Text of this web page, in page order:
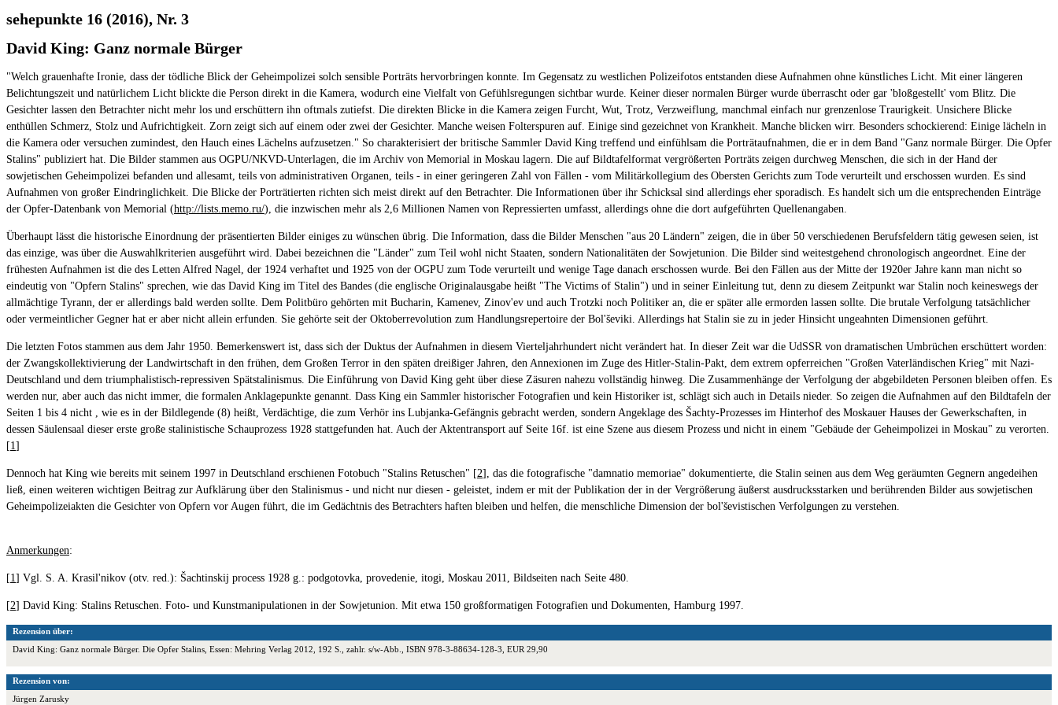
sehepunkte 16 (2016), Nr. 3
David King: Ganz normale Bürger
"Welch grauenhafte Ironie, dass der tödliche Blick der Geheimpolizei solch sensible Porträts hervorbringen konnte. Im Gegensatz zu westlichen Polizeifotos entstanden diese Aufnahmen ohne künstliches Licht. Mit einer längeren
Belichtungszeit und natürlichem Licht blickte die Person direkt in die Kamera, wodurch eine Vielfalt von Gefühlsregungen sichtbar wurde. Keiner dieser normalen Bürger wurde überrascht oder gar 'bloßgestellt' vom Blitz. Die
Gesichter lassen den Betrachter nicht mehr los und erschüttern ihn oftmals zutiefst. Die direkten Blicke in die Kamera zeigen Furcht, Wut, Trotz, Verzweiflung, manchmal einfach nur grenzenlose Traurigkeit. Unsichere Blicke
enthüllen Schmerz, Stolz und Aufrichtigkeit. Zorn zeigt sich auf einem oder zwei der Gesichter. Manche weisen Folterspuren auf. Einige sind gezeichnet von Krankheit. Manche blicken wirr. Besonders schockierend: Einige lächeln in
die Kamera oder versuchen zumindest, den Hauch eines Lächelns aufzusetzen." So charakterisiert der britische Sammler David King treffend und einfühlsam die Porträtaufnahmen, die er in dem Band "Ganz normale Bürger. Die Opfer
Stalins" publiziert hat. Die Bilder stammen aus OGPU/NKVD-Unterlagen, die im Archiv von Memorial in Moskau lagern. Die auf Bildtafelformat vergrößerten Porträts zeigen durchweg Menschen, die sich in der Hand der
sowjetischen Geheimpolizei befanden und allesamt, teils von administrativen Organen, teils - in einer geringeren Zahl von Fällen - vom Militärkollegium des Obersten Gerichts zum Tode verurteilt und erschossen wurden. Es sind
Aufnahmen von großer Eindringlichkeit. Die Blicke der Porträtierten richten sich meist direkt auf den Betrachter. Die Informationen über ihr Schicksal sind allerdings eher sporadisch. Es handelt sich um die entsprechenden Einträge
der Opfer-Datenbank von Memorial (http://lists.memo.ru/), die inzwischen mehr als 2,6 Millionen Namen von Repressierten umfasst, allerdings ohne die dort aufgeführten Quellenangaben.
Überhaupt lässt die historische Einordnung der präsentierten Bilder einiges zu wünschen übrig. Die Information, dass die Bilder Menschen "aus 20 Ländern" zeigen, die in über 50 verschiedenen Berufsfeldern tätig gewesen seien, ist
das einzige, was über die Auswahlkriterien ausgeführt wird. Dabei bezeichnen die "Länder" zum Teil wohl nicht Staaten, sondern Nationalitäten der Sowjetunion. Die Bilder sind weitestgehend chronologisch angeordnet. Eine der
frühesten Aufnahmen ist die des Letten Alfred Nagel, der 1924 verhaftet und 1925 von der OGPU zum Tode verurteilt und wenige Tage danach erschossen wurde. Bei den Fällen aus der Mitte der 1920er Jahre kann man nicht so
eindeutig von "Opfern Stalins" sprechen, wie das David King im Titel des Bandes (die englische Originalausgabe heißt "The Victims of Stalin") und in seiner Einleitung tut, denn zu diesem Zeitpunkt war Stalin noch keineswegs der
allmächtige Tyrann, der er allerdings bald werden sollte. Dem Politbüro gehörten mit Bucharin, Kamenev, Zinov'ev und auch Trotzki noch Politiker an, die er später alle ermorden lassen sollte. Die brutale Verfolgung tatsächlicher
oder vermeintlicher Gegner hat er aber nicht allein erfunden. Sie gehörte seit der Oktoberrevolution zum Handlungsrepertoire der Bol'ševiki. Allerdings hat Stalin sie zu in jeder Hinsicht ungeahnten Dimensionen geführt.
Die letzten Fotos stammen aus dem Jahr 1950. Bemerkenswert ist, dass sich der Duktus der Aufnahmen in diesem Vierteljahrhundert nicht verändert hat. In dieser Zeit war die UdSSR von dramatischen Umbrüchen erschüttert worden:
der Zwangskollektivierung der Landwirtschaft in den frühen, dem Großen Terror in den späten dreißiger Jahren, den Annexionen im Zuge des Hitler-Stalin-Pakt, dem extrem opferreichen "Großen Vaterländischen Krieg" mit Nazi-
Deutschland und dem triumphalistisch-repressiven Spätstalinismus. Die Einführung von David King geht über diese Zäsuren nahezu vollständig hinweg. Die Zusammenhänge der Verfolgung der abgebildeten Personen bleiben offen. Es
werden nur, aber auch das nicht immer, die formalen Anklagepunkte genannt. Dass King ein Sammler historischer Fotografien und kein Historiker ist, schlägt sich auch in Details nieder. So zeigen die Aufnahmen auf den Bildtafeln der
Seiten 1 bis 4 nicht , wie es in der Bildlegende (8) heißt, Verdächtige, die zum Verhör ins Lubjanka-Gefängnis gebracht werden, sondern Angeklage des Šachty-Prozesses im Hinterhof des Moskauer Hauses der Gewerkschaften, in
dessen Säulensaal dieser erste große stalinistische Schauprozess 1928 stattgefunden hat. Auch der Aktentransport auf Seite 16f. ist eine Szene aus diesem Prozess und nicht in einem "Gebäude der Geheimpolizei in Moskau" zu verorten.
[1 ]
Dennoch hat King wie bereits mit seinem 1997 in Deutschland erschienen Fotobuch "Stalins Retuschen" [2], das die fotografische "damnatio memoriae" dokumentierte, die Stalin seinen aus dem Weg geräumten Gegnern angedeihen
ließ, einen weiteren wichtigen Beitrag zur Aufklärung über den Stalinismus - und nicht nur diesen - geleistet, indem er mit der Publikation der in der Vergrößerung äußerst ausdrucksstarken und berührenden Bilder aus sowjetischen
Geheimpolizeiakten die Gesichter von Opfern vor Augen führt, die im Gedächtnis des Betrachters haften bleiben und helfen, die menschliche Dimension der bol'ševistischen Verfolgungen zu verstehen.
Anmerkungen:
[1 ] Vgl. S. A. Krasil'nikov (otv. red.): Šachtinskij process 1928 g.: podgotovka, provedenie, itogi, Moskau 2011, Bildseiten nach Seite 480.
[2] David King: Stalins Retuschen. Foto- und Kunstmanipulationen in der Sowjetunion. Mit etwa 150 großformatigen Fotografien und Dokumenten, Hamburg 1997.
Rezension über:
David King: Ganz normale Bürger. Die Opfer Stalins, Essen: Mehring Verlag 2012, 192 S., zahlr. s/w-Abb., ISBN 978-3-88634-128-3, EUR 29,90
Rezension von:
Jürgen Zarusky